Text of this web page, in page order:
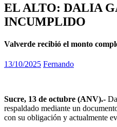
EL ALTO: DALIA
INCUMPLIDO
Valverde recibió el monto
13/10/2025 Fernando
Sucre, 13 de octubre (ANV).-
respaldado mediante un
con su obligación y actualmente